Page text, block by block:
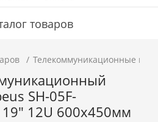
товаров
Телекоммуникационные
SH-05F-
12U 600x450мм